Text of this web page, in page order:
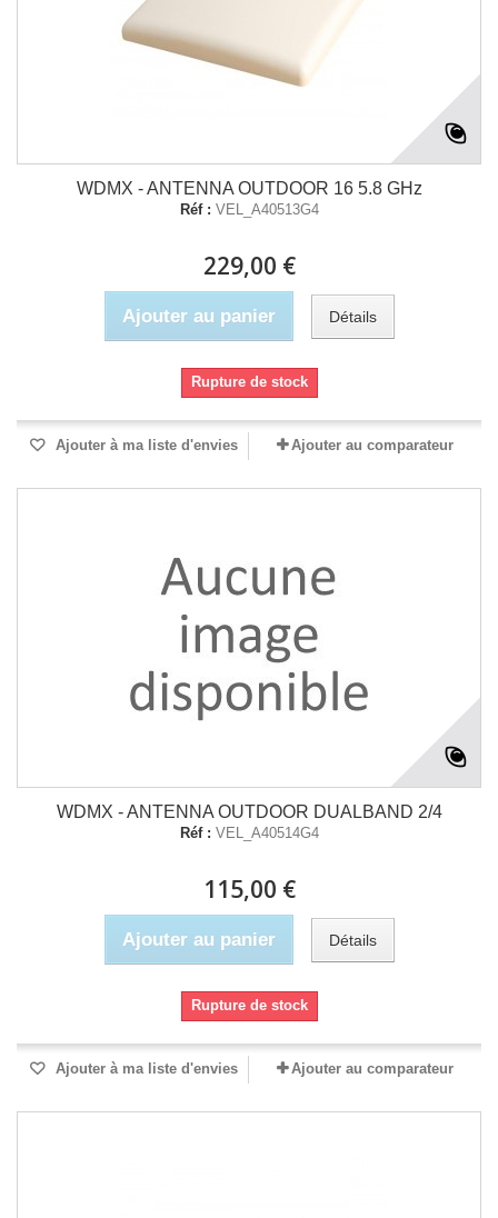
WDMX - ANTENNA OUTDOOR 16 5.8 GHz
Réf : VEL_A40513G4
229,00 €
Ajouter au panier Détails
Rupture de stock
Ajouter à ma liste d'envies Ajouter au comparateur
WDMX - ANTENNA OUTDOOR DUALBAND 2/4
Réf : VEL_A40514G4
115,00 €
Ajouter au panier Détails
Rupture de stock
Ajouter à ma liste d'envies Ajouter au comparateur